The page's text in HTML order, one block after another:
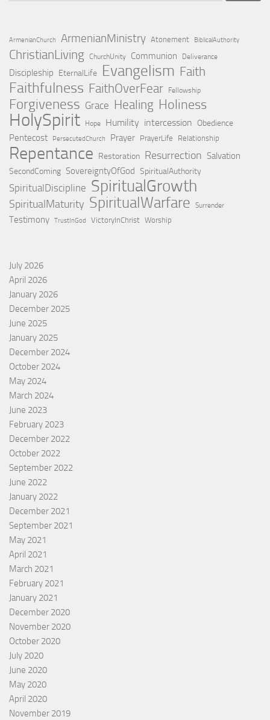
ArmenianChurch ArmenianMinistry Atonement BiblicalAuthority
ChristianLiving ChurchUnity Communion Deliverance
Discipleship EternalLife Evangelism Faith
Faithfulness FaithOverFear Fellowship
Forgiveness Grace Healing Holiness
HolySpirit Hope Humility intercession Obedience
Pentecost PersecutedChurch Prayer PrayerLife Relationship
Repentance Restoration Resurrection Salvation
SecondComing SovereigntyOfGod SpiritualAuthority
SpiritualDiscipline SpiritualGrowth
SpiritualMaturity SpiritualWarfare Surrender
Testimony TrustInGod VictoryInChrist Worship
July 2026
April 2026
January 2026
December 2025
June 2025
January 2025
December 2024
October 2024
May 2024
March 2024
June 2023
February 2023
December 2022
October 2022
September 2022
June 2022
January 2022
December 2021
September 2021
May 2021
April 2021
March 2021
February 2021
January 2021
December 2020
November 2020
October 2020
July 2020
June 2020
May 2020
April 2020
November 2019